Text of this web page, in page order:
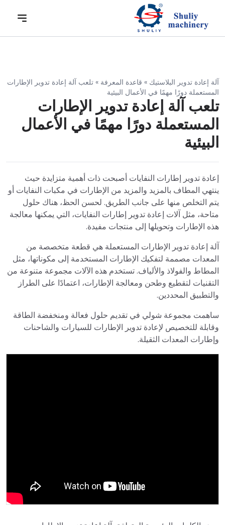
آلة إعادة تدوير البلاستيك » قاعدة المعرفة » تلعب آلة إعادة تدوير الإطارات
المستعملة دورًا مهمًا في الأعمال البيئية
تلعب آلة إعادة تدوير الإطارات
المستعملة دورًا مهمًا في الأعمال
البيئية
إعادة تدوير إطارات النفايات أصبحت ذات أهمية متزايدة حيث
ينتهي المطاف بالمزيد والمزيد من الإطارات في مكبات النفايات أو
يتم التخلص منها على جانب الطريق. لحسن الحظ، هناك حلول
متاحة، مثل آلات إعادة تدوير إطارات النفايات، التي يمكنها معالجة
هذه الإطارات وتحويلها إلى منتجات مفيدة.
آلة إعادة تدوير الإطارات المستعملة هي قطعة متخصصة من
المعدات مصممة لتفكيك الإطارات المستخدمة إلى مكوناتها، مثل
المطاط والفولاذ والألياف. تستخدم هذه الآلات مجموعة متنوعة من
التقنيات لتقطيع وطحن ومعالجة الإطارات، اعتمادًا على الطراز
والتطبيق المحددين.
ساهمت مجموعة شولي في تقديم حلول فعالة ومنخفضة الطاقة
وقابلة للتخصيص لإعادة تدوير الإطارات للسيارات والشاحنات
وإطارات المعدات الثقيلة.